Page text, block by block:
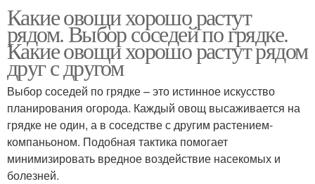
Какие овощи хорошо растут
рядом. Выбор соседей по грядке.
Какие овощи хорошо растут рядом
друг с другом
Выбор соседей по грядке – это истинное искусство
планирования огорода. Каждый овощ высаживается на
грядке не один, а в соседстве с другим растением-
компаньоном. Подобная тактика помогает
минимизировать вредное воздействие насекомых и
болезней.